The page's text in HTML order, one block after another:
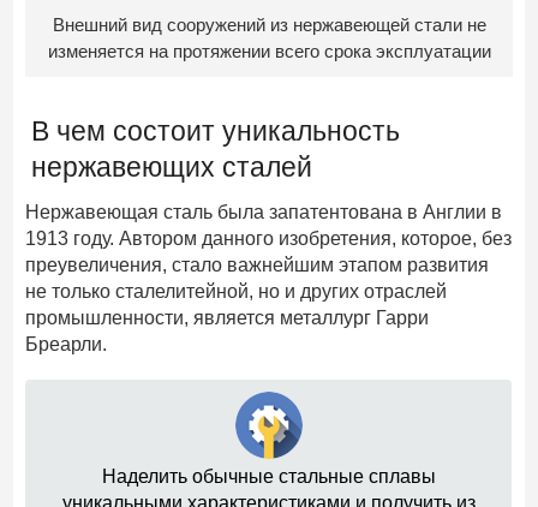
Внешний вид сооружений из нержавеющей стали не
изменяется на протяжении всего срока эксплуатации
В чем состоит уникальность
нержавеющих сталей
Нержавеющая сталь была запатентована в Англии в
1913 году. Автором данного изобретения, которое, без
преувеличения, стало важнейшим этапом развития
не только сталелитейной, но и других отраслей
промышленности, является металлург Гарри
Бреарли.
Наделить обычные стальные сплавы
уникальными характеристиками и получить из